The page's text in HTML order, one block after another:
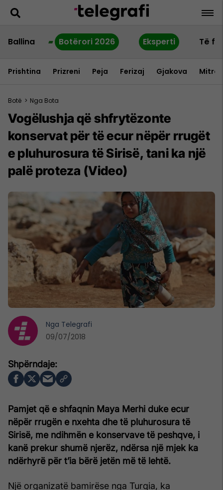
Ballina Botërori 2026 Eksperti Të
Prishtina Prizreni Peja Ferizaj Gjakova
Botë > Nga Bota
Vogëlushja që shfrytëzonte
konservat për të ecur nëpër rrugët
e pluhurosura të Sirisë, tani ka një
palë proteza (Video)
Pamjet që e shfaqnin Maya Merhi duke ecur
nëpër rrugën e nxehta dhe të pluhurosura të
Sirisë, me ndihmën e konservave të peshqve, i
kanë prekur shumë njerëz, ndërsa një mjek ka
ndërhyrë për t’ia bërë jetën më të lehtë.
Një organizatë bamirëse nga Turqia, ka
Nga Telegrafi
09/07/2018